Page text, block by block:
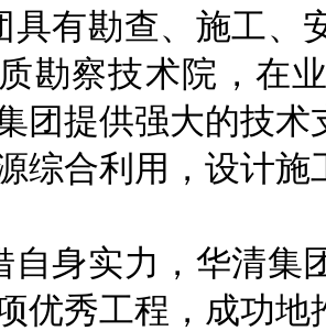
有勘查、施工、
勘察技术院，在
团提供强大的技
综合利用，设计
身实力，华清集
优秀工程，成功